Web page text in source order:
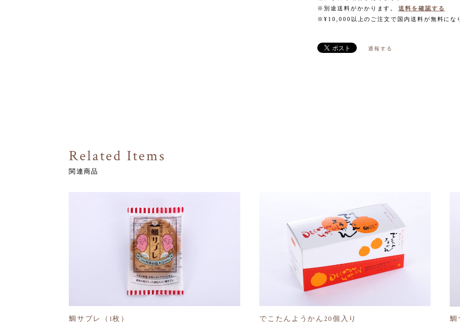
※別途送料がかかります。
送料を確認する
※¥10,000以上のご注文で国内送料が無料にな
通報する
Related Items
関連商品
鯛サブレ（1枚） でこたんようかん20個入り 鯛